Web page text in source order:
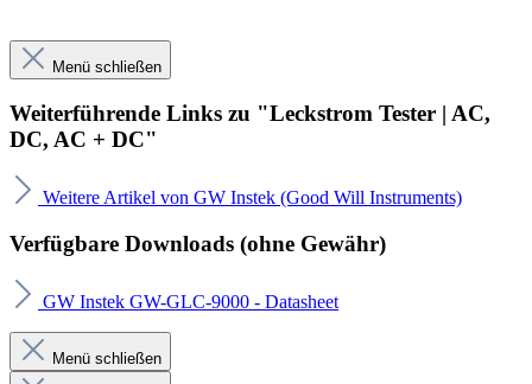
Menü schließen
Weiterführende Links zu "Leckstrom Tester | AC,
DC, AC + DC"
Weitere Artikel von GW Instek (Good Will Instruments)
Verfügbare Downloads (ohne Gewähr)
GW Instek GW-GLC-9000 - Datasheet
Menü schließen